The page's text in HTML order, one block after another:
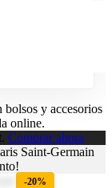
Comprar ahora
Saint-Germain
-20%